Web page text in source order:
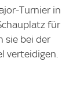
Turnier in
für
sie bei der
verteidigen.